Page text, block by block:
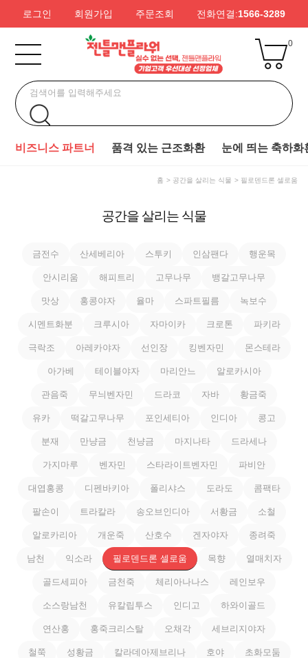
로그인 회원가입 주문조회 전화연결:1566-3289
0
비즈니스 파트너 품격 있는 근조화환 눈에 띄는 축하화
홈 공간을 살리는 식물 필로덴드론 셀로움
공간을 살리는 식물
금전수 산세베리아 스투키 인삼팬다 행운목
안시리움 해피트리 고무나무 뱅갈고무나무
맛상 홍콩야자 율마 스파트필름 녹보수
시멘트화분 크루시아 자마이카 크로톤 파키라
극락조 아레카야자 선인장 킹벤자민 몬스테라
아가베 테이블야자 마리안느 알로카시아
관음죽 무늬벤자민 드라코 자바 황금죽
유카 떡갈고무나무 포인세티아 인디아 콩고
분재 만냥금 천냥금 마지나타 드라세나
가지마루 벤자민 스타라이트벤자민 파비안
대엽홍콩 디펜바키아 폴리샤스 도라도 콤팩타
팔손이 트라칼라 송오브인디아 서황금 소철
알로카리아 개운죽 산호수 겐자야자 종려죽
남천 익소라 필로덴드론 셀로움 목향 열매치자
골드세피아 금천죽 체리아나나스 레인보우
소스랑남천 유칼립투스 인디고 하와이골드
연산홍 홍죽크리스탈 오채각 세브리지야자
철쭉 성황금 칼라데아제브리나 호야 초화모둠